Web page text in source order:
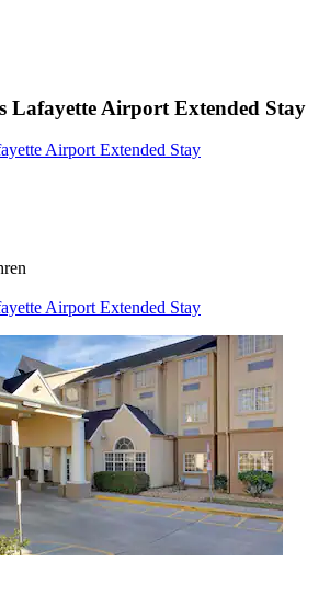
Lafayette Airport Extended Stay
Airport Extended Stay
Airport Extended Stay